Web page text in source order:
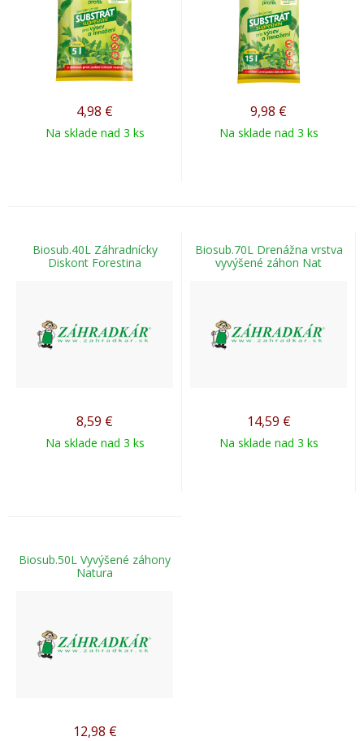
4,98 €
Na sklade nad 3 ks
9,98 €
Na sklade nad 3 ks
Biosub.40L Záhradnícky
Diskont Forestina
8,59 €
Na sklade nad 3 ks
Biosub.70L Drenážna vrstva
vyvýšené záhon Nat
14,59 €
Na sklade nad 3 ks
Biosub.50L Vyvýšené záhony
Natura
12,98 €